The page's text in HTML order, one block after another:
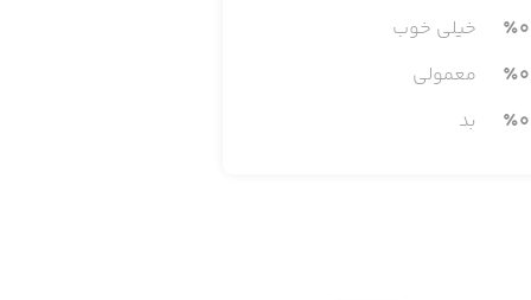
٪0
خیلی خوب
٪0
معمولی
٪0 بد